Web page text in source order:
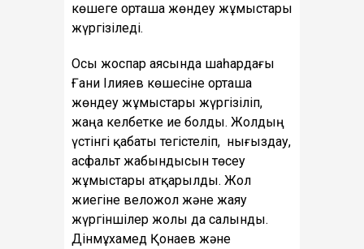
көшеге орташа жөндеу жұмыстары
жүргізіледі.
Осы жоспар аясында шаһардағы
Ғани Ілияев көшесіне орташа
жөндеу жұмыстары жүргізіліп,
жаңа келбетке ие болды. Жолдың
үстінгі қабаты тегістеліп, нығыздау,
асфальт жабындысын төсеу
жұмыстары атқарылды. Жол
жиегіне веложол және жаяу
жүргіншілер жолы да салынды.
Дінмұхамед Қонаев және